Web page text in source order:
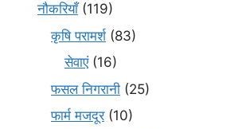
नौकरियाँ(119)
कृषि परामर्श(83)
सेवाएं(16)
फसल निगरानी (25)
फार्म मजदूर(10)